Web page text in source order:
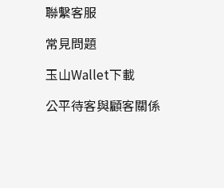
聯繫客服
常見問題
玉山Wallet下載
公平待客與顧客關係